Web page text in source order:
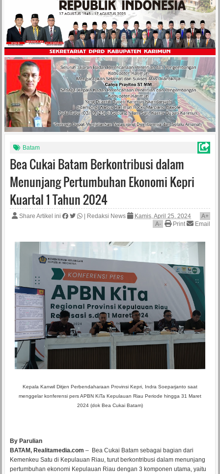
Batam
Bea Cukai Batam Berkontribusi dalam
Menunjang Pertumbuhan Ekonomi Kepri
Kuartal 1 Tahun 2024
Share Artikel ini Redaksi News Kamis, April 25, 2024 A+
A- Print Email
Kepala Kanwil Ditjen Perbendaharaan Provinsi Kepri, Indra Soeparjanto saat
menggelar konferensi pers APBN KiTa Kepulauan Riau Periode hingga 31 Maret
2024 (dok Bea Cukai Batam)
By Parulian
BATAM, Realitamedia.com – Bea Cukai Batam sebagai bagian dari
Kemenkeu Satu di Kepulauan Riau, turut berkontribusi dalam menunjang
pertumbuhan ekonomi Kepulauan Riau dengan 3 komponen utama, yaitu